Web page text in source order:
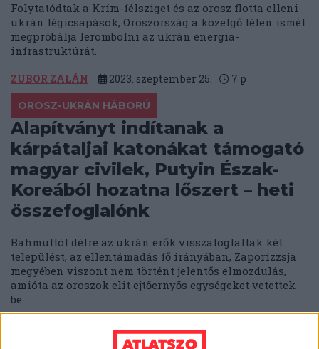
Folytatódtak a Krím-félsziget és az orosz flotta elleni
ukrán légicsapások, Oroszország a közelgő télen ismét
megpróbálja lerombolni az ukrán energia-
infrastruktúrát.
ZUBOR ZALÁN 2023. szeptember 25. 7 p
OROSZ-UKRÁN HÁBORÚ
Alapítványt indítanak a
kárpátaljai katonákat támogató
magyar civilek, Putyin Észak-
Koreából hozatna lőszert – heti
összefoglalónk
Bahmuttól délre az ukrán erők visszafoglaltak két
települést, az ellentámadás fő irányában, Zaporizzsja
megyében viszont nem történt jelentős elmozdulás,
amióta az oroszok elit ejtőernyős egységeket vetettek
be.
2023. szeptember 18.